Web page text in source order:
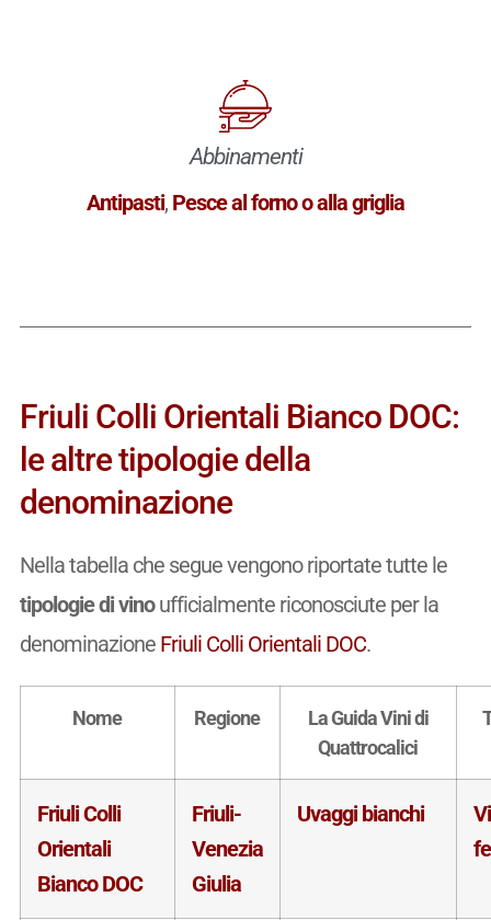
Abbinamenti
Antipasti, Pesce al forno o alla griglia
Friuli Colli Orientali Bianco DOC:
le altre tipologie della
denominazione
Nella tabella che segue vengono riportate tutte le
tipologie di vinoufficialmente riconosciute per la
denominazione Friuli Colli Orientali DOC.
Nome Regione
La Guida Vini di
Quattrocalici
Friuli Colli
Orientali
Bianco DOC
Friuli-
Venezia
Giulia
Uvaggi bianchi